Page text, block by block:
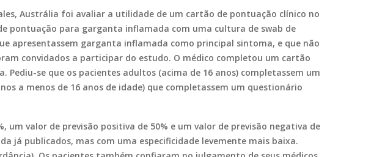
Austrália foi avaliar a utilidade de um cartão de pontuação clínico no
pontuação para garganta inflamada com uma cultura de swab de
apresentassem garganta inflamada como principal sintoma, e que não
convidados a participar do estudo. O médico completou um cartão
se que os pacientes adultos (acima de 16 anos) completassem um
a menos de 16 anos de idade) que completassem um questionário
um valor de previsão positiva de 50% e um valor de previsão negativa de
já publicados, mas com uma especificidade levemente mais baixa.